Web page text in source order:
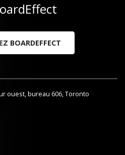
BOARDEFFECT
ouest, bureau 606, Toronto